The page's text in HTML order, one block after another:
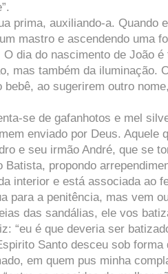
prima, auxiliando-a. Quando
mastro e ascendendo uma
dia do nascimento de João
mas também da iluminação.
ao sugerirem outro
se de gafanhotos e mel
enviado por Deus. Aquele
e seu irmão André, que se
propondo
interior e está associada ao
para a penitência, mas vem
das sandálias, ele vos
“eu é que deveria ser
Santo desceu sob
em quem pus minha